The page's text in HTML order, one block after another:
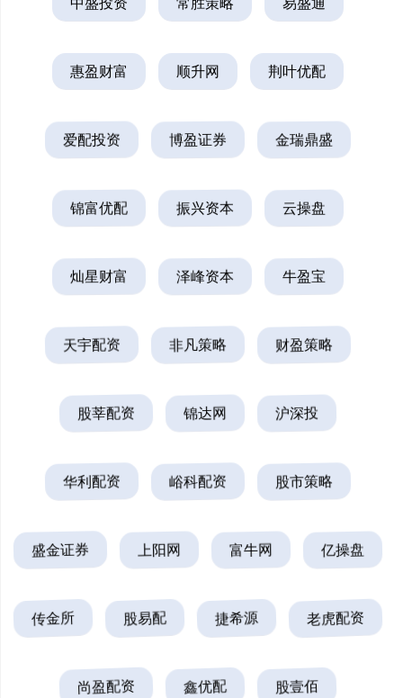
惠盈财富 顺升网 荆叶优配
爱配投资 博盈证券 金瑞鼎盛
锦富优配 振兴资本 云操盘
灿星财富 泽峰资本 牛盈宝
天宇配资 非凡策略 财盈策略
股莘配资 锦达网 沪深投
华利配资 峪科配资 股市策略
盛金证券 上阳网 富牛网 亿操盘
传金所 股易配 捷希源 老虎配资
尚盈配资 鑫优配 股壹佰